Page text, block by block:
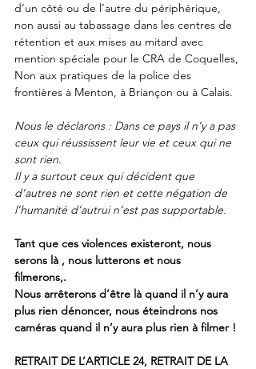
d’un côté ou de l’autre du périphérique,
non aussi au tabassage dans les centres de
rétention et aux mises au mitard avec
mention spéciale pour le CRA de Coquelles,
Non aux pratiques de la police des
frontières à Menton, à Briançon ou à Calais.
Nous le déclarons : Dans ce pays il n’y a pas
ceux qui réussissent leur vie et ceux qui ne
sont rien.
Il y a surtout ceux qui décident que
d’autres ne sont rien et cette négation de
l’humanité d’autrui n’est pas supportable.
Tant que ces violences existeront, nous
serons là , nous lutterons et nous
filmerons,.
Nous arrêterons d’être là quand il n’y aura
plus rien dénoncer, nous éteindrons nos
caméras quand il n’y aura plus rien à filmer !
RETRAIT DE L’ARTICLE 24, RETRAIT DE LA